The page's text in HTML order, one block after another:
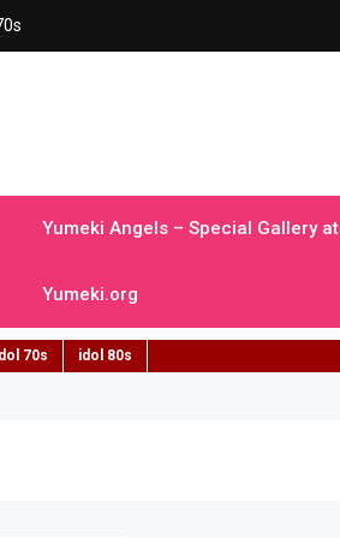
Yumeki Angels – Special Gallery at
Yumeki.org
70s idol 80s